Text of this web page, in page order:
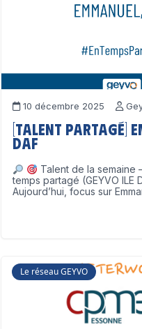
10 décembre 2025
[Talent partagé]
DAF
Talent de la semaine
temps partagé (GEYVO ILE
Aujourd’hui, focus sur
Le réseau GEYVO